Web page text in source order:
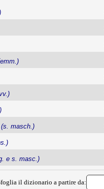
(s. masch.)
e s. masc.)
il dizionario a partire da: